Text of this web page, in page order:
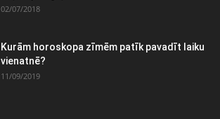
02/07/2018
Kurām horoskopa zīmēm patīk pavadīt laiku
vienatnē?
11/09/2019